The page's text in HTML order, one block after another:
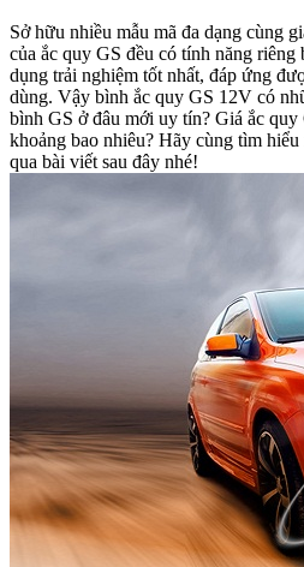
Sở hữu nhiều mẫu mã đa dạng cùng
của ắc quy GS đều có tính năng
dụng trải nghiệm tốt nhất, đáp ứng
dùng. Vậy bình ắc quy GS 12V có
bình GS ở đâu mới uy tín? Giá ắc
khoảng bao nhiêu? Hãy cùng tìm
qua bài viết sau đây nhé!